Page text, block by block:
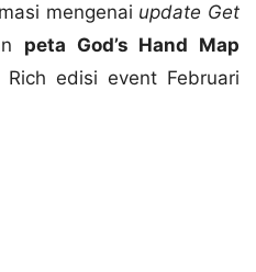
mengenai update Get
peta God’s Hand Map
edisi event Februari